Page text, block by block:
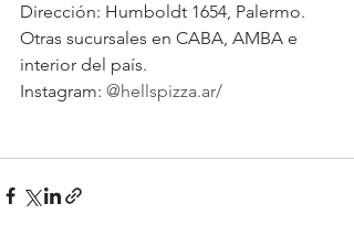
Dirección: Humboldt 1654, Palermo.
Otras sucursales en CABA, AMBA e
interior del país.
Instagram: @hellspizza.ar/